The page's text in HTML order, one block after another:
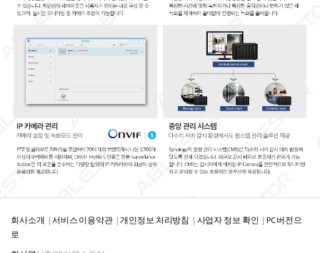
회사소개 서비스 이용약관 개인정보 처리방침 사업자 정보 확인
PC 버전으
로